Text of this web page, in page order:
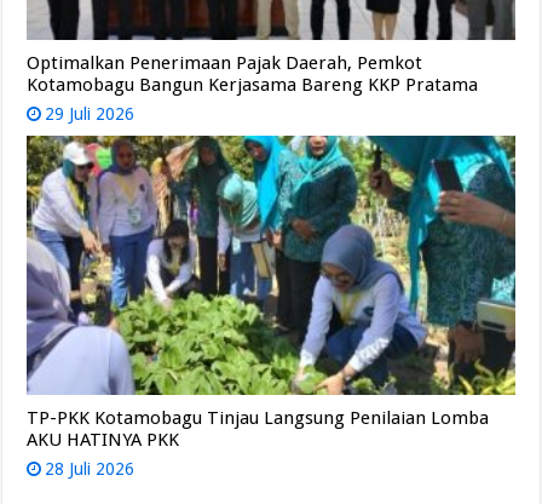
Optimalkan Penerimaan Pajak Daerah, Pemkot
Kotamobagu Bangun Kerjasama Bareng KKP Pratama
29 Juli 2026
TP-PKK Kotamobagu Tinjau Langsung Penilaian Lomba
AKU HATINYA PKK
28 Juli 2026